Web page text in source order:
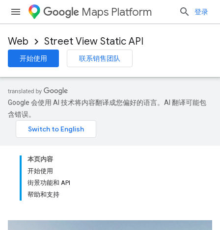
Maps Platform 登录
Web Street View Static API
开始使用 联系销售团队
Google 会使用 AI 技术将内容翻译成您偏好的语言。AI 翻译可能包
含错误。
本页内容
开始使用
街景功能和 API
帮助和支持